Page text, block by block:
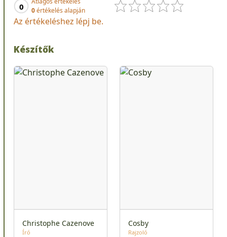
0
0értékelés alapján
Az értékeléshez lépj be.
Készítők
Christophe Cazenove
Író
Cosby
Rajzoló